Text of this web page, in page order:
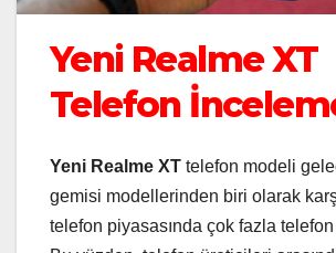
Yeni Realme XT
Telefon
Yeni Realme XT telefon modeli
gemisi modellerinden biri olarak
telefon piyasasında çok fazla